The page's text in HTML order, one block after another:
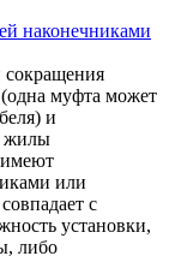
наконечниками
сокращения
муфта может
и
жилы
или
с
установки,
либо